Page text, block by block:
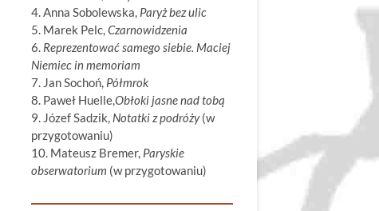
4. Anna Sobolewska, Paryż bez ulic
5. Marek Pelc,Czarnowidzenia
6. Reprezentować samego siebie. Maciej
Niemiec in memoriam
7. Jan Sochoń, Półmrok
8. Paweł Huelle,Obłoki jasne nad tobą
9. Józef Sadzik, Notatki z podróży(w
przygotowaniu)
10. Mateusz Bremer, Paryskie
obserwatorium (w przygotowaniu)